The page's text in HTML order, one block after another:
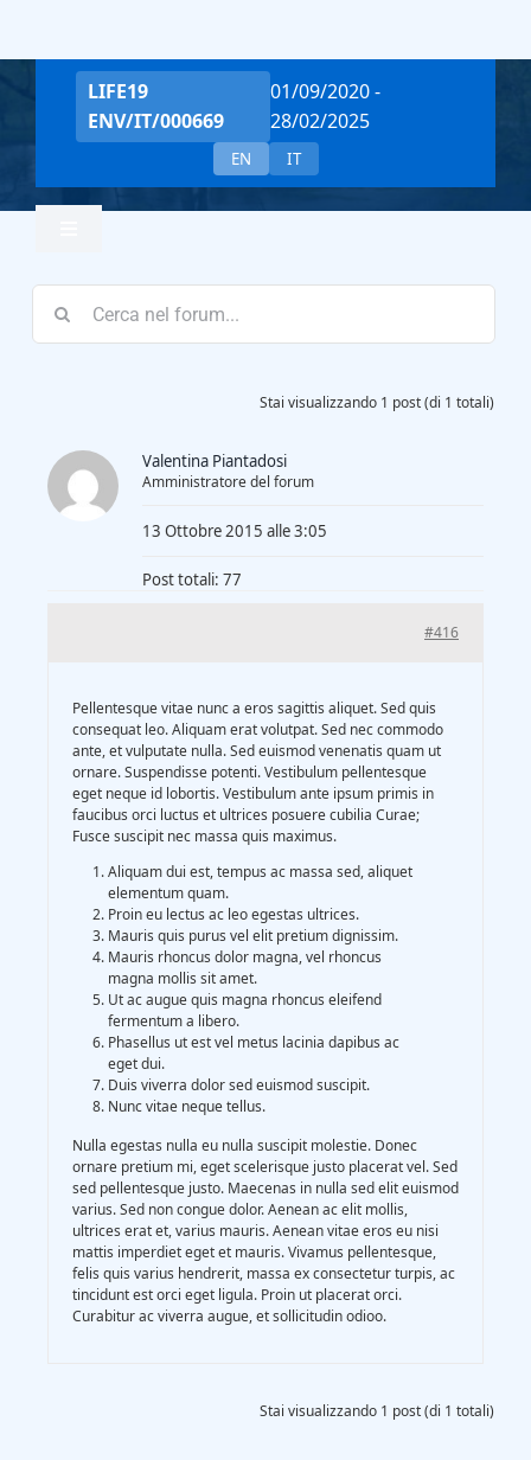
contenuto
LIFE19
ENV/IT/000669
01/09/2020 -
28/02/2025
EN IT
Home
Project Overview
Gasification Process
Partners
Event & News
Location
Stai visualizzando 1 post (di 1 totali)
Valentina Piantadosi
Amministratore del forum
13 Ottobre 2015 alle 3:05
Post totali: 77
#416
Pellentesque vitae nunc a eros sagittis aliquet. Sed quis
consequat leo. Aliquam erat volutpat. Sed nec commodo
ante, et vulputate nulla. Sed euismod venenatis quam ut
ornare. Suspendisse potenti. Vestibulum pellentesque
eget neque id lobortis. Vestibulum ante ipsum primis in
faucibus orci luctus et ultrices posuere cubilia Curae;
Fusce suscipit nec massa quis maximus.
Aliquam dui est, tempus ac massa sed, aliquet
elementum quam.
Proin eu lectus ac leo egestas ultrices.
Mauris quis purus vel elit pretium dignissim.
Mauris rhoncus dolor magna, vel rhoncus
magna mollis sit amet.
Ut ac augue quis magna rhoncus eleifend
fermentum a libero.
Phasellus ut est vel metus lacinia dapibus ac
eget dui.
Duis viverra dolor sed euismod suscipit.
Nunc vitae neque tellus.
Nulla egestas nulla eu nulla suscipit molestie. Donec
ornare pretium mi, eget scelerisque justo placerat vel. Sed
sed pellentesque justo. Maecenas in nulla sed elit euismod
varius. Sed non congue dolor. Aenean ac elit mollis,
ultrices erat et, varius mauris. Aenean vitae eros eu nisi
mattis imperdiet eget et mauris. Vivamus pellentesque,
felis quis varius hendrerit, massa ex consectetur turpis, ac
tincidunt est orci eget ligula. Proin ut placerat orci.
Curabitur ac viverra augue, et sollicitudin odioo.
Stai visualizzando 1 post (di 1 totali)